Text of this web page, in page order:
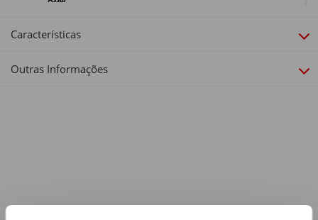
Características
Outras Informações